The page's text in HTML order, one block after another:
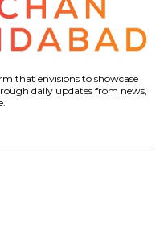
that envisions to showcase
daily updates from news,